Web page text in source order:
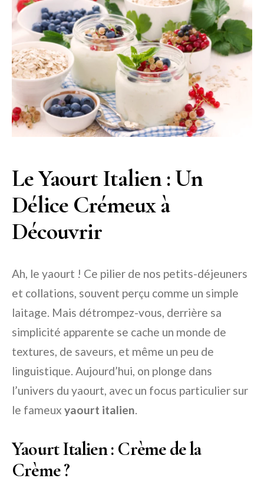
Le Yaourt Italien : Un
Délice Crémeux à
Découvrir
Ah, le yaourt ! Ce pilier de nos petits-déjeuners
et collations, souvent perçu comme un simple
laitage. Mais détrompez-vous, derrière sa
simplicité apparente se cache un monde de
textures, de saveurs, et même un peu de
linguistique. Aujourd’hui, on plonge dans
l’univers du yaourt, avec un focus particulier sur
le fameux yaourt italien
Yaourt Italien : Crème de la
Crème ?